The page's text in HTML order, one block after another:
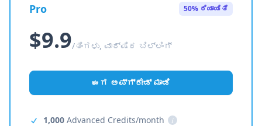
Pro 50% ರಿಯಾಯಿತಿ
$9.9/ತಿಂಗಳು, ವಾರ್ಷಿಕ ಬಿಲ್ಲಿಂಗ್
ಈಗ ಅಪ್‌ಗ್ರೇಡ್ ಮಾಡಿ
1,000 Advanced Credits/month
i